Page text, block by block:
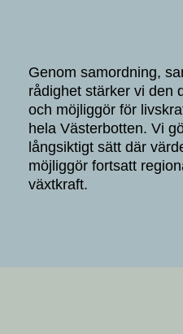
Genom samordning,
rådighet stärker vi den
och möjliggör för
hela Västerbotten. Vi
långsiktigt sätt där
möjliggör fortsatt
växtkraft.